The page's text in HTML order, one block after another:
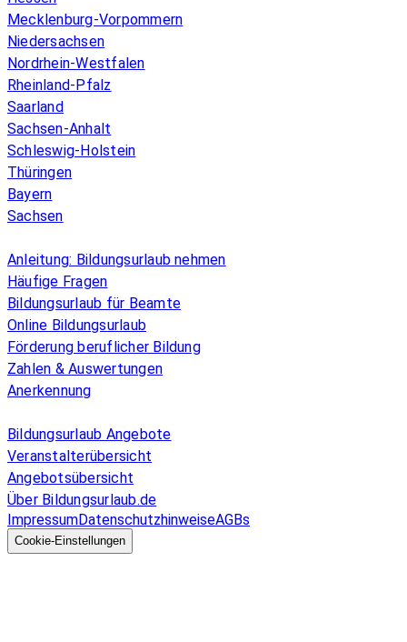
Mecklenburg-Vorpommern
Niedersachsen
Nordrhein-Westfalen
Rheinland-Pfalz
Saarland
Sachsen-Anhalt
Schleswig-Holstein
Thüringen
Bayern
Sachsen
Anleitung: Bildungsurlaub nehmen
Häufige Fragen
Bildungsurlaub für Beamte
Online Bildungsurlaub
Förderung beruflicher Bildung
Zahlen & Auswertungen
Anerkennung
Bildungsurlaub Angebote
Veranstalterübersicht
Angebotsübersicht
Über Bildungsurlaub.de
ImpressumDatenschutzhinweiseAGBs
Cookie-Einstellungen